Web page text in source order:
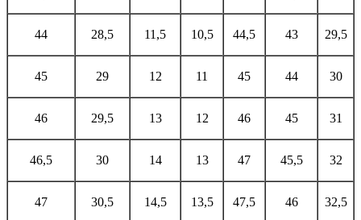
44 28,5 11,5 10,5 44,5 43 29,5
45 29 12 11 45 44 30
46 29,5 13 12 46 45 31
46,5 30 14 13 47 45,5 32
47 30,5 14,5 13,5 47,5 46 32,5